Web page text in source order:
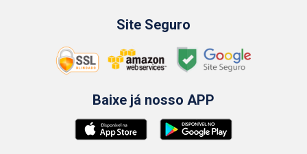
Site Seguro
Baixe já nosso APP